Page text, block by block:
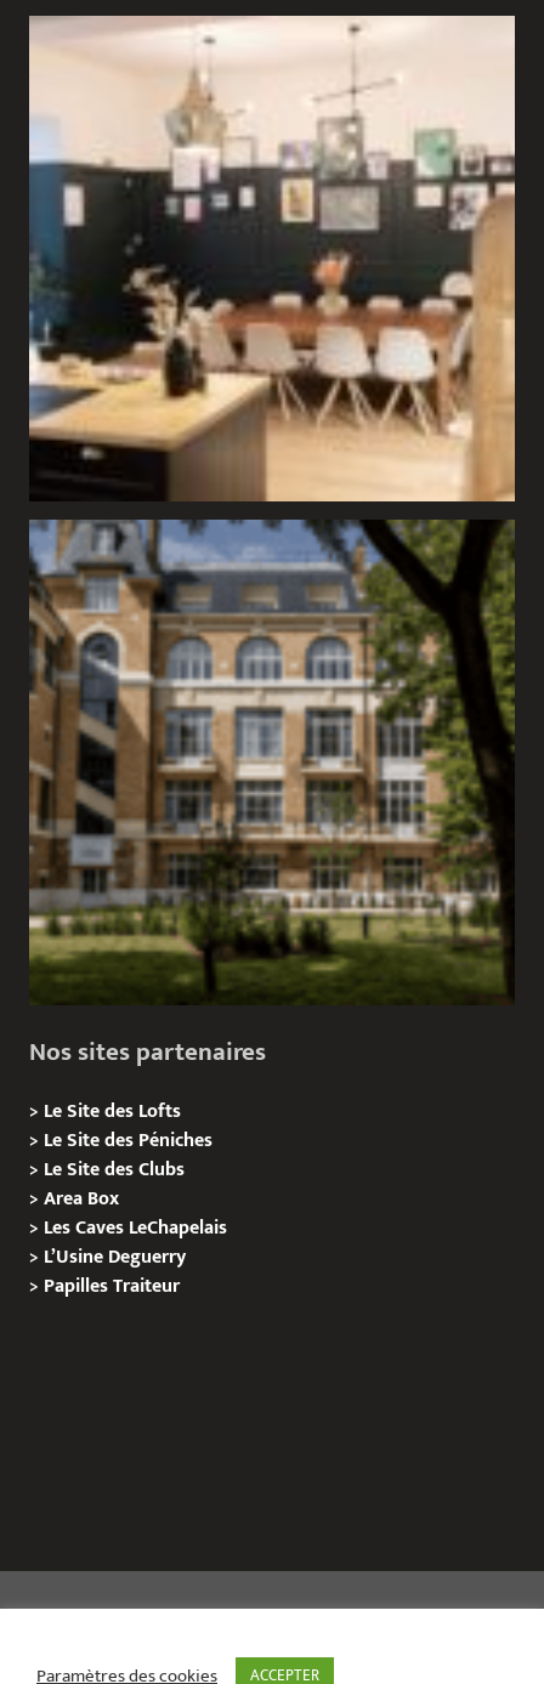
Nos sites partenaires
> Le Site des Lofts
> Le Site des Péniches
> Le Site des Clubs
>Area Box
> Les Caves LeChapelais
> L’Usine Deguerry
> PapillesTraiteur
Paramètres des cookies ACCEPTER